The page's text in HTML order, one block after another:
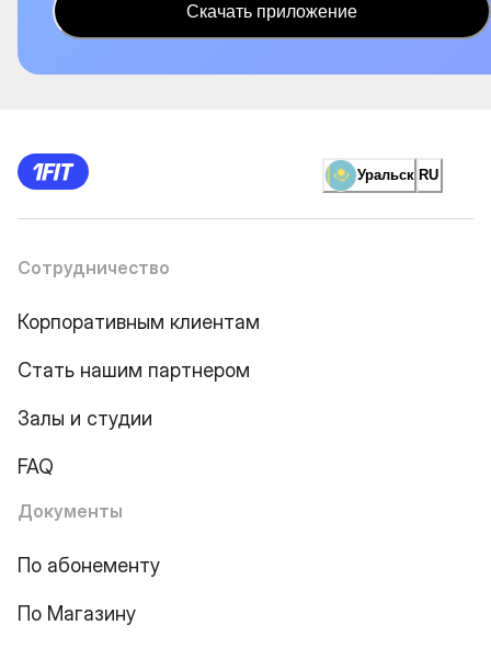
Скачать приложение
Уральск RU
Сотрудничество
Корпоративным клиентам
Стать нашим партнером
Залы и студии
FAQ
Документы
По абонементу
По Магазину